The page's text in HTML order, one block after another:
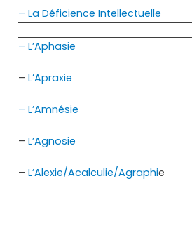
– La Déficience Intellectuelle
– L’Aphasie
– L’Apraxie
– L’Amnésie
– L’Agnosie
– L’Alexie/Acalculie/Agraphie